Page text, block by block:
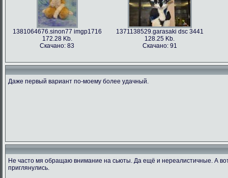
1381064676.sinon77 imgp1716
172.28 Kb.
Скачано: 83
1371138529.garasaki dsc 3441
128.25 Kb.
Скачано: 91
Даже первый вариант по-моему более удачный.
Не часто мя обращаю внимание на сьюты. Да ещё и нереалистичные. А
приглянулись.